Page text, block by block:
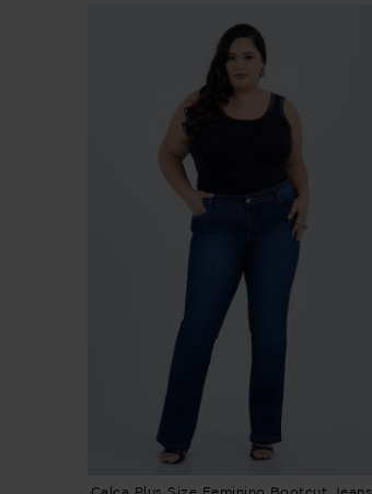
Calça Plus Size Feminino Bootcut Jeans